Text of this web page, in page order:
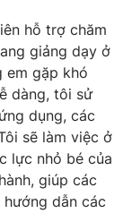
hỗ trợ chăm
giảng dạy ở
em gặp khó
dàng, tôi sử
dụng, các
sẽ làm việc ở
lực nhỏ bé của
giúp các
dẫn các